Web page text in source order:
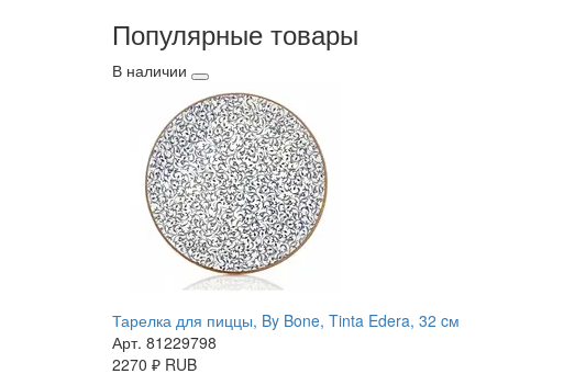
Популярные товары
В наличии
Тарелка для пиццы, By Bone, Tinta Edera, 32 cм
Арт. 81229798
2270 ₽ RUB